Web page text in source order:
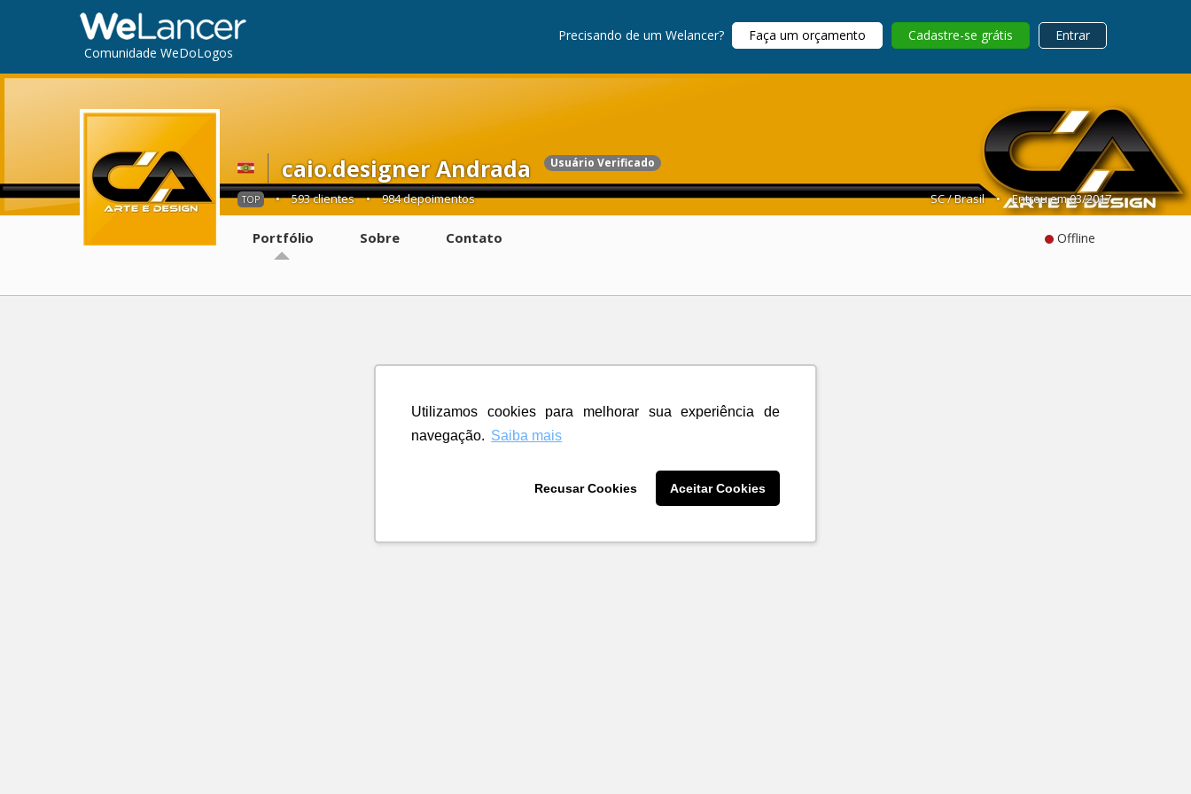
Utilizamos cookies para melhorar sua experiência de
navegação. Saiba mais
Recusar Cookies Aceitar Cookies
Comunidade WeDoLogos
Precisando de um Welancer? Faça um orçamento Cadastre-se grátis Entrar
caio.designer Andrada Usuário Verificado
TOP • 593 clientes • 984 depoimentos SC / Brasil • Entrou em 03/2017
Portfólio Sobre Contato Offline